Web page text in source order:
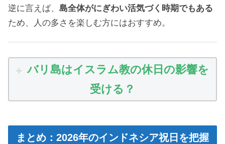
逆に言えば、 島全体がにぎわい活気づく時期でもある
ため、人の多さを楽しむ方にはおすすめ。
バリ島はイスラム教の休日の影響を
受ける？
まとめ：2026年のインドネシア祝日を把握